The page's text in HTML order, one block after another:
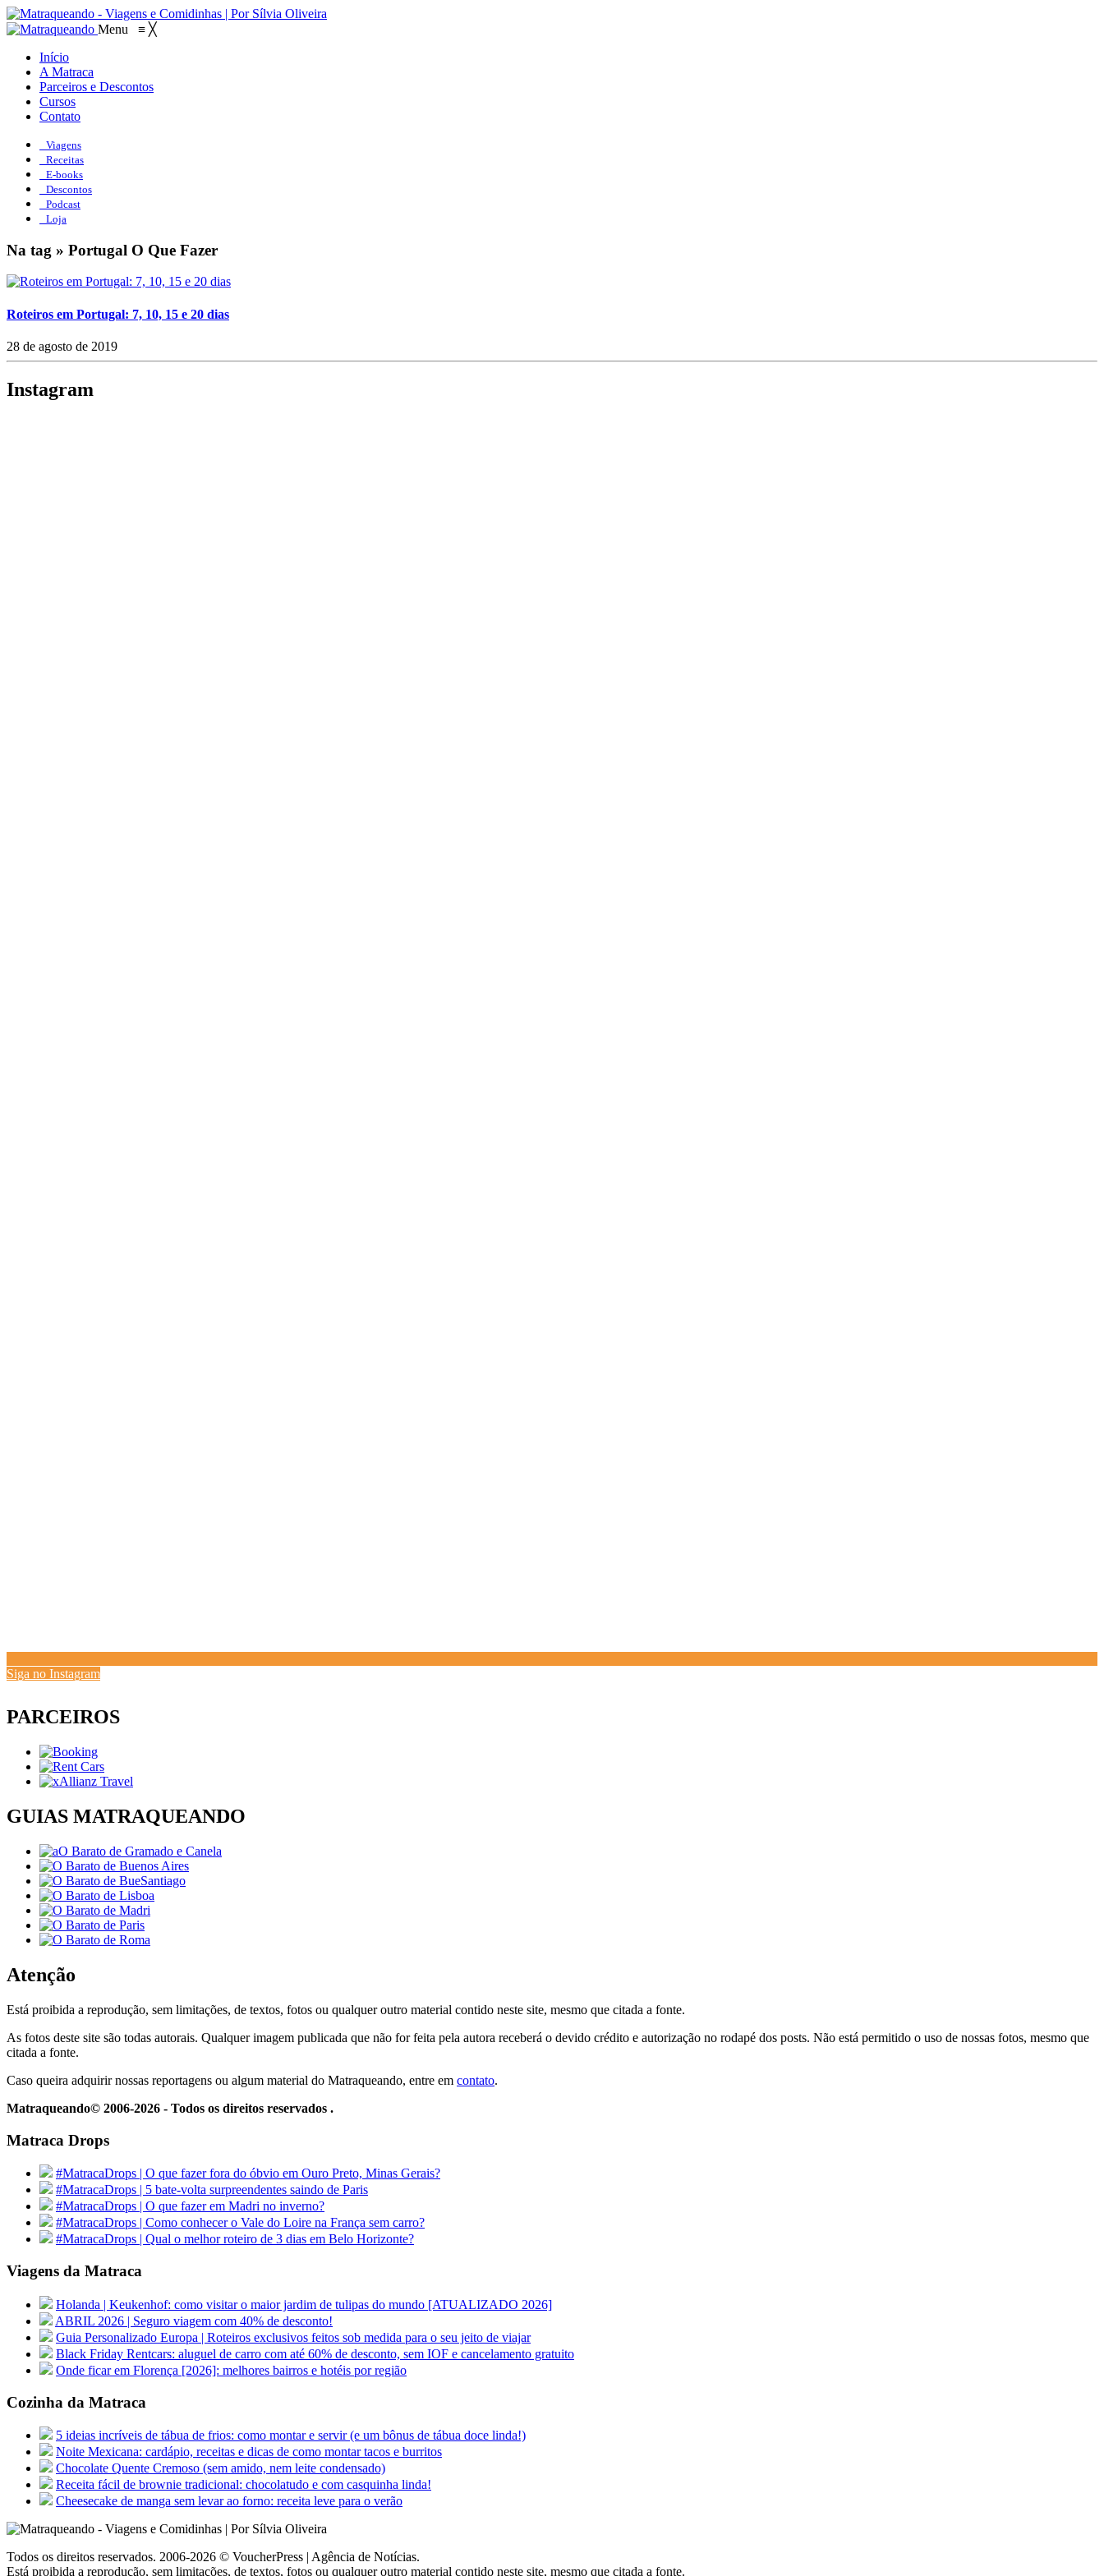
Menu ≡ ╳
Início
A Matraca
Parceiros e Descontos
Cursos
Contato
Viagens
Receitas
E-books
Descontos
Podcast
Loja
Na tag » Portugal O Que Fazer
Roteiros em Portugal: 7, 10, 15 e 20 dias
28 de agosto de 2019
Instagram
Siga no Instagram
PARCEIROS
GUIAS MATRAQUEANDO
Atenção
Está proibida a reprodução, sem limitações, de textos, fotos ou qualquer outro material contido neste site, mesmo que citada a fonte.
As fotos deste site são todas autorais. Qualquer imagem publicada que não for feita pela autora receberá o devido crédito e autorização no rodapé dos posts. Não está permitido o uso de nossas fotos, mesmo que
citada a fonte.
Caso queira adquirir nossas reportagens ou algum material do Matraqueando, entre em contato.
Matraqueando© 2006-2026 - Todos os direitos reservados .
Matraca Drops
#MatracaDrops | O que fazer fora do óbvio em Ouro Preto, Minas Gerais?
#MatracaDrops | 5 bate-volta surpreendentes saindo de Paris
#MatracaDrops | O que fazer em Madri no inverno?
#MatracaDrops | Como conhecer o Vale do Loire na França sem carro?
#MatracaDrops | Qual o melhor roteiro de 3 dias em Belo Horizonte?
Viagens da Matraca
Holanda | Keukenhof: como visitar o maior jardim de tulipas do mundo [ATUALIZADO 2026]
ABRIL 2026 | Seguro viagem com 40% de desconto!
Guia Personalizado Europa | Roteiros exclusivos feitos sob medida para o seu jeito de viajar
Black Friday Rentcars: aluguel de carro com até 60% de desconto, sem IOF e cancelamento gratuito
Onde ficar em Florença [2026]: melhores bairros e hotéis por região
Cozinha da Matraca
5 ideias incríveis de tábua de frios: como montar e servir (e um bônus de tábua doce linda!)
Noite Mexicana: cardápio, receitas e dicas de como montar tacos e burritos
Chocolate Quente Cremoso (sem amido, nem leite condensado)
Receita fácil de brownie tradicional: chocolatudo e com casquinha linda!
Cheesecake de manga sem levar ao forno: receita leve para o verão
Todos os direitos reservados. 2006-2026 © VoucherPress | Agência de Notícias.
Está proibida a reprodução, sem limitações, de textos, fotos ou qualquer outro material contido neste site, mesmo que citada a fonte.